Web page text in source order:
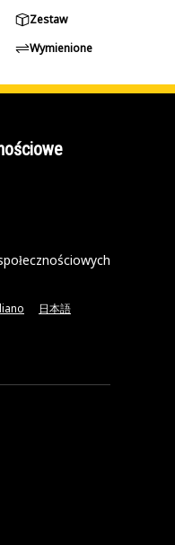
Zestaw
Wymienione
日本語